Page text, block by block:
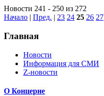
Новости 241 - 250 из 272
Начало | Пред. | 23 24 25 26 27
Главная
Новости
Информация для СМИ
Z-новости
О Концерне